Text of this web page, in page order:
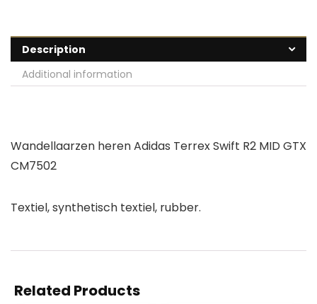
Description
Additional information
Wandellaarzen heren Adidas Terrex Swift R2 MID GTX
CM7502
Textiel, synthetisch textiel, rubber.
Related Products